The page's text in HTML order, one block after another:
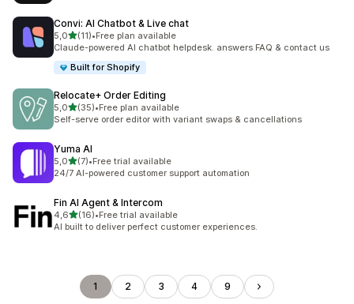
Convi: AI Chatbot & Live chat
5,0na 5 gwiazdek
(11)
Łączna liczba recenzji: 11
•Free plan available
Claude-powered AI chatbot helpdesk. answers FAQ & contact us
Built for Shopify
Relocate+ Order Editing
5,0na 5 gwiazdek
(35)
Łączna liczba recenzji: 35
•Free plan available
Self-serve order editor with variant swaps & cancellations
Yuma AI
5,0na 5 gwiazdek
(7)
Łączna liczba recenzji: 7
•Free trial available
24/7 AI-powered customer support automation
Fin AI Agent & Intercom
4,6na 5 gwiazdek
(16)
Łączna liczba recenzji: 16
•Free trial available
AI built to deliver perfect customer experiences.
1 2 3 4 9